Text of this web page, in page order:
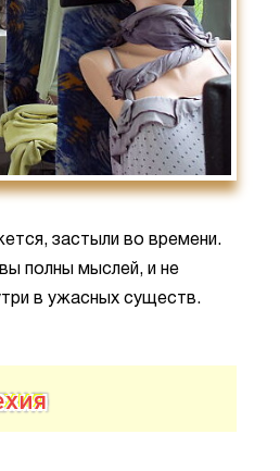
застыли во времени.
полны мыслей, и не
в ужасных существ.